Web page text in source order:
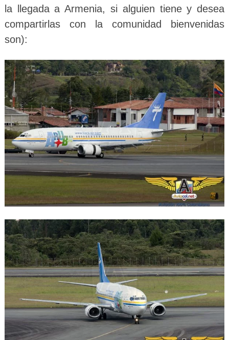
la llegada a Armenia, si alguien tiene y desea
compartirlas con la comunidad bienvenidas
son):